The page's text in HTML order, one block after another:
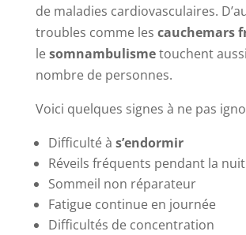
de maladies cardiovasculaires.
troubles comme les cauchemars
lesomnambulismetouchent
nombre de personnes.
Voici quelques signes à ne pas
Difficulté à s’endormir
Réveils fréquents pendant la nuit
Sommeil non réparateur
Fatigue continue en journée
Difficultés de concentration